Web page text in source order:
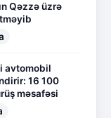
Qəzzə üzrə
avtomobil
16 100
məsafəsi